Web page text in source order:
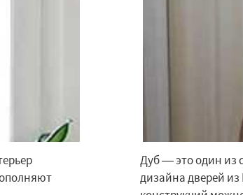
Дуб — это один из
дизайна дверей